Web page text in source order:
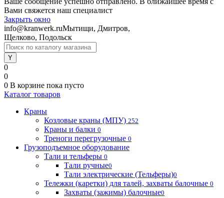
Вами свяжется наш специалист
Закрыть окно
info@kranwerk.ruМытищи, Дмитров,
Щелково, Подольск
0
0
0 В корзине пока пусто
Каталог товаров
Краны
Козловые краны (МПУ) 252
Краны и балки 0
Треноги перегрузочные 0
Грузоподъемное оборудование
Тали и тельферы 0
Тали ручные0
Тали электрические (Тельферы)0
Тележки (каретки) для талей, захваты балочные 0
Захваты (зажимы) балочные0